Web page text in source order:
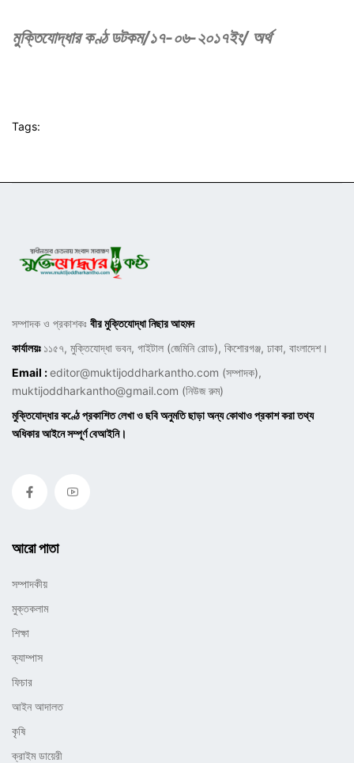
মুক্তিযোদ্ধার কণ্ঠ ডটকম/১৭-০৬-২০১৭ইং/ অর্থ
Tags:
সম্পাদক ও প্রকাশকঃ বীর মুক্তিযোদ্ধা নিছার আহমদ
কার্যালয়ঃ ১১৫৭, মুক্তিযোদ্ধা ভবন, গাইটাল (জেমিনি রোড), কিশোরগঞ্জ, ঢাকা, বাংলাদেশ।
Email :editor@muktijoddharkantho.com (সম্পাদক),
muktijoddharkantho@gmail.com (নিউজ রুম)
মুক্তিযোদ্ধার কণ্ঠে প্রকাশিত লেখা ও ছবি অনুমতি ছাড়া অন্য কোথাও প্রকাশ করা তথ্য
অধিকার আইনে সম্পূর্ণ বেআইনি।
আরো পাতা
সম্পাদকীয়
মুক্তকলাম
শিক্ষা
ক্যাম্পাস
ফিচার
আইন আদালত
কৃষি
ক্রাইম ডায়েরী